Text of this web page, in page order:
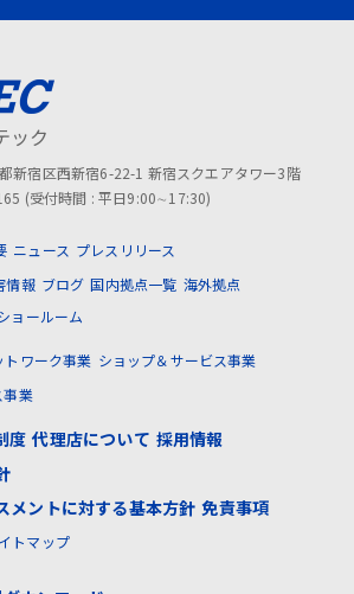
ック
新宿区西新宿6-22-1 新宿スクエアタワー3階
(受付時間 : 平日9:00∼17:30)
ニュース プレスリリース
情報 ブログ 国内拠点一覧 海外拠点
ョールーム
トワーク事業 ショップ＆サービス事業
事業
度 代理店について 採用情報
メントに対する基本方針 免責事項
トマップ